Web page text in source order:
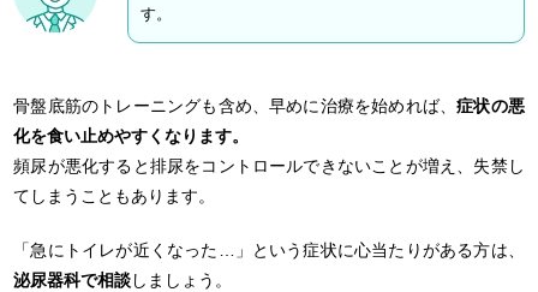
す。
骨盤底筋のトレーニングも含め、早めに治療を始めれば、症状の悪
化を食い止めやすくなります。
頻尿が悪化すると排尿をコントロールできないことが増え、失禁し
てしまうこともあります。
「急にトイレが近くなった…」という症状に心当たりがある方は、
泌尿器科で相談しましょう。